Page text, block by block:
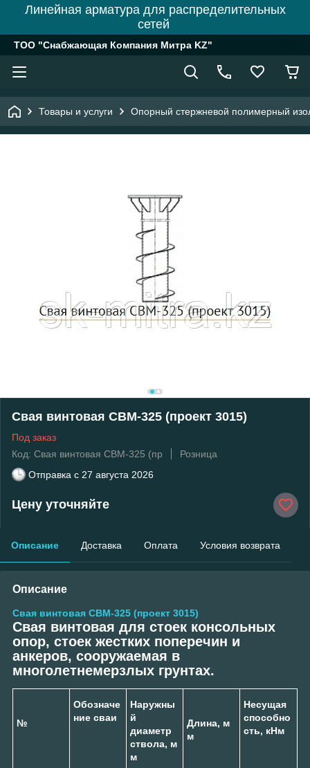
Линейная арматура для распределительных
сетей
ТОО "Снабжающая Компания Митра KZ"
Товары и услуги Опорный стержневой полимерный
Свая винтовая СВМ-325 (проект 3015)
Под заказ
Код: Свая винтовая СВМ-325 (пр
Розница
Отправка с 27 августа 2026
Цену уточняйте
Описание Доставка Оплата Условия возврата
Описание
Свая винтовая СВМ-325 (проект 3015)
Свая винтовая для стоек консольных
опор, стоек жестких поперечин и
анкеров, сооружаемая в
многолетнемерзлых грунтах.
№
Обозначе
ние сваи
Наружны
й
диаметр
ствола, м
м
Длина, м
м
Несущая
способно
сть, кНм